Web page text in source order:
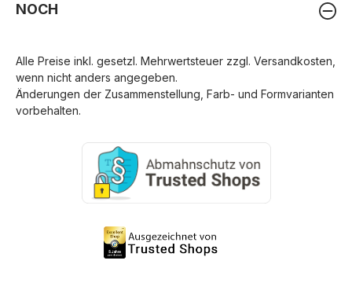
NOCH
Alle Preise inkl. gesetzl. Mehrwertsteuer zzgl. Versandkosten
wenn nicht anders angegeben.
Änderungen der Zusammenstellung, Farb- und Formvarianten
vorbehalten.